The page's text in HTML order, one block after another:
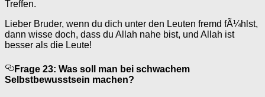
Treffen.
Lieber Bruder, wenn du dich unter den Leuten fremd fÃ¼hlst,
dann wisse doch, dass du Allah nahe bist, und Allah ist
besser als die Leute!
Frage 23: Was soll man bei schwachem
Selbstbewusstsein machen?